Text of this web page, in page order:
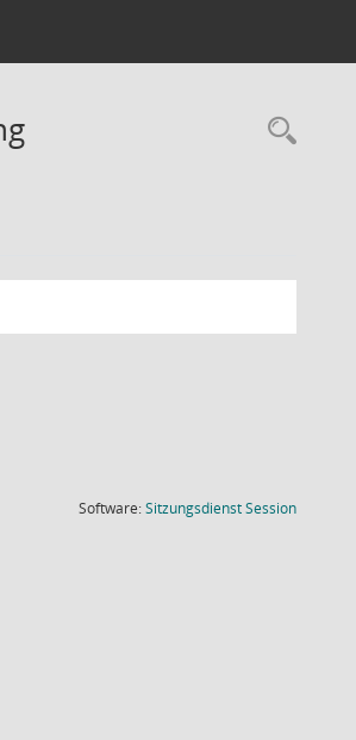
Software:SitzungsdienstSession(Wird in